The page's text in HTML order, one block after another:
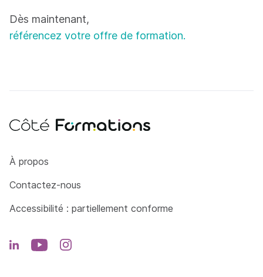
Dès maintenant,
référencez votre offre de formation.
Côté Formations
À propos
Contactez-nous
Accessibilité : partiellement conforme